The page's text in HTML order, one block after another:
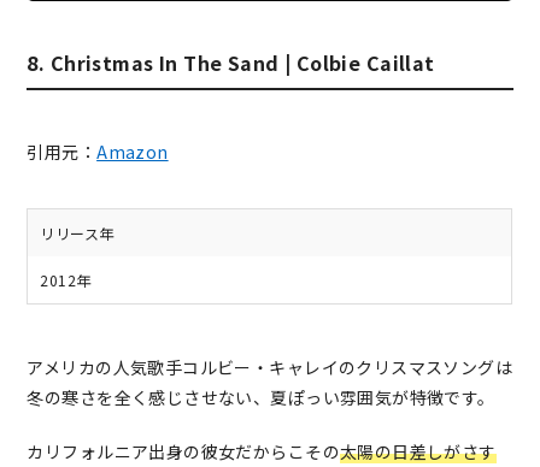
8. Christmas In The Sand | Colbie Caillat
引用元：Amazon
リリース年
2012年
アメリカの人気歌手コルビー・キャレイのクリスマスソングは
冬の寒さを全く感じさせない、夏ぽっい雰囲気が特徴です。
カリフォルニア出身の彼女だからこその太陽の日差しがさす